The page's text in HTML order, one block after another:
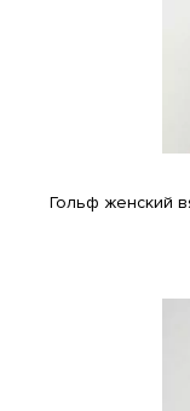
Гольф женский